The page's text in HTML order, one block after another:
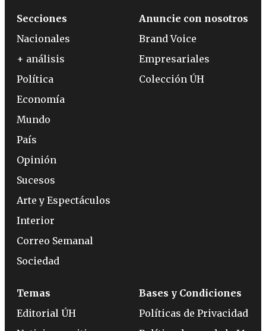
Secciones
Nacionales
+ análisis
Política
Economía
Mundo
País
Opinión
Sucesos
Arte y Espectáculos
Interior
Correo Semanal
Sociedad
Anuncie con nosotros
Brand Voice
Empresariales
Colección ÚH
Temas
Editorial ÚH
Bases y Condiciones
Políticas de Privacidad